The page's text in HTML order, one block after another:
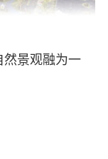
景观融为一